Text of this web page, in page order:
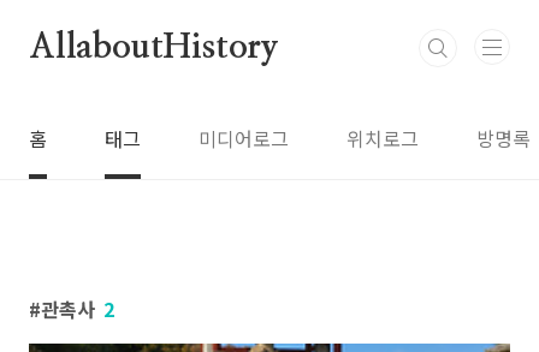
AllaboutHistory
홈 태그 미디어로그 위치로그 방명록
관촉사 2